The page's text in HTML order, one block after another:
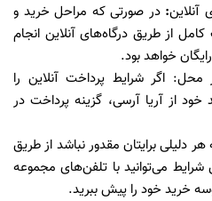
آنلاین:در صورتی که مراحل خرید و
از طریق درگاه‌های آنلاین انجام
خواهد بود.
محل: اگر شرایط پرداخت آنلاین را
خود از آریا آرسی، گزینه پرداخت در
هر دلیلی برایتان مقدور نباشد از طریق
شرایط می‌توانید با تلفن‌های مجموعه
خرید خود را پیش ببرید.